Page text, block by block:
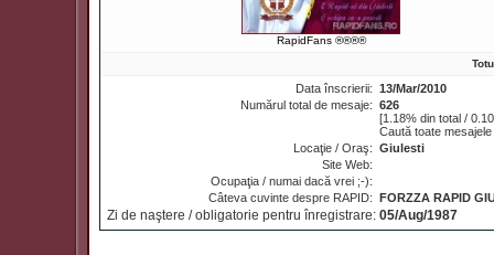
RapidFans ®®®®
Data înscrierii: 13/Mar/2010
Numărul total de mesaje: 626
[1.18% din total /
Caută toate
Locaţie / Oraş: Giulesti
Site Web:
Ocupaţia / numai dacă vrei ;-):
Câteva cuvinte despre RAPID: FORZZA RAPID
Zi de naştere / obligatorie pentru înregistrare: 05/Aug/1987